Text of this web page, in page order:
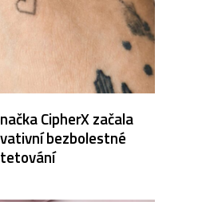
CipherX začala
bezbolestné
tetování